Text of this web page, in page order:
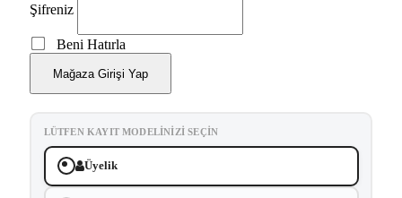
Şifreniz
Beni Hatırla
Mağaza Girişi Yap
LÜTFEN KAYIT MODELINIZI SEÇIN
Üyelik